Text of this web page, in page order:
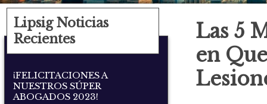
Lipsig Noticias
Recientes
¡FELICITACIONES A
NUESTROS SÚPER
ABOGADOS 2023!
Las 5
en